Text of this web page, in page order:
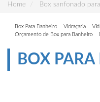
Home Box sanfonado
Box Para Banheiro Vidraçaria
Orçamento de Box para Banheiro
BOX